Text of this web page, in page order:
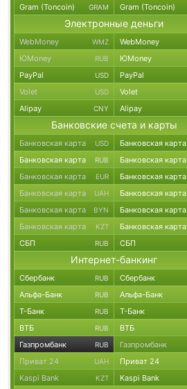
Gram (Toncoin) GRAM Gram (Toncoin)
Электронные деньги
WebMoney WMZ WebMoney
ЮMoney RUB ЮMoney
PayPal USD PayPal
Volet USD Volet
Alipay CNY Alipay
Банковские счета и карты
Банковская карта USD Банковская карта
Банковская карта RUB Банковская карта
Банковская карта EUR Банковская карта
Банковская карта UAH Банковская карта
Банковская карта BYN Банковская карта
Банковская карта KZT Банковская карта
СБП RUB СБП
Интернет-банкинг
Сбербанк RUB Сбербанк
Альфа-Банк RUB Альфа-Банк
Т-Банк RUB Т-Банк
ВТБ RUB ВТБ
Газпромбанк RUB Газпромбанк
Приват 24 UAH Приват 24
Kaspi Bank KZT Kaspi Bank